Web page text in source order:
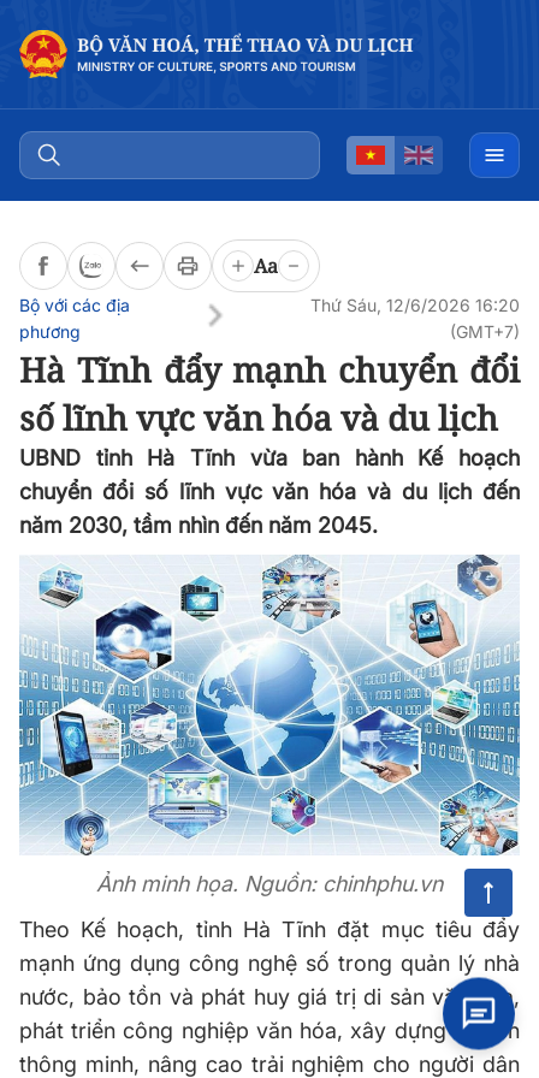
Aa
Bộ với các địa
phương
Thứ Sáu, 12/6/2026 16:20
(GMT+7)
Hà Tĩnh đẩy mạnh chuyển đổi
số lĩnh vực văn hóa và du lịch
UBND tỉnh Hà Tĩnh vừa ban hành Kế hoạch
chuyển đổi số lĩnh vực văn hóa và du lịch đến
năm 2030, tầm nhìn đến năm 2045.
Ảnh minh họa. Nguồn: chinhphu.vn
Theo Kế hoạch, tỉnh Hà Tĩnh đặt mục tiêu đẩy
mạnh ứng dụng công nghệ số trong quản lý nhà
nước, bảo tồn và phát huy giá trị di sản văn hóa,
phát triển công nghiệp văn hóa, xây dựng du lịch
thông minh, nâng cao trải nghiệm cho người dân
Đọc bài